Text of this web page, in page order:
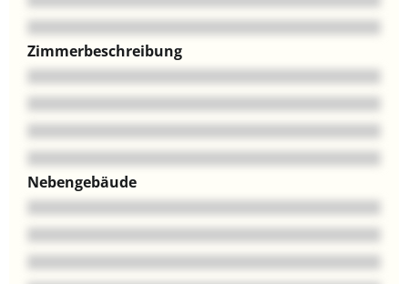
Zimmerbeschreibung
Nebengebäude